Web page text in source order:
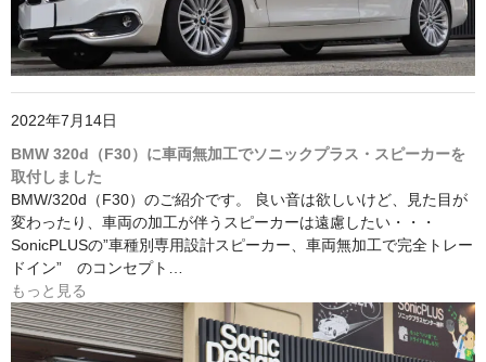
2022年7月14日
BMW 320d（F30）に車両無加工でソニックプラス・スピーカーを
取付しました
BMW/320d（F30）のご紹介です。 良い音は欲しいけど、見た目が
変わったり、車両の加工が伴うスピーカーは遠慮したい・・・
SonicPLUSの”車種別専用設計スピーカー、車両無加工で完全トレー
ドイン” のコンセプト…
もっと見る